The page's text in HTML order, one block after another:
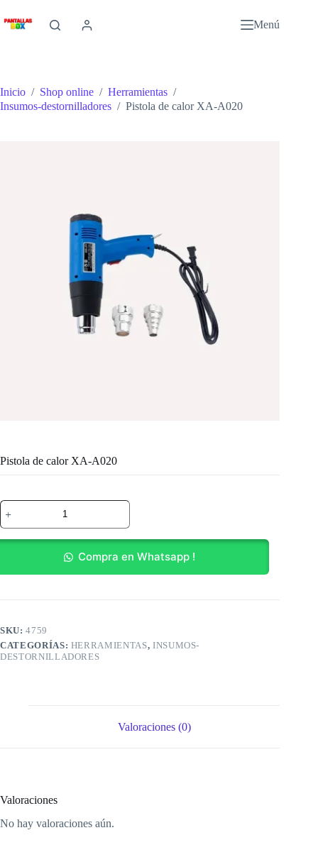
al
contenido
Menú
Inicio / Shop online / Herramientas /
Insumos-destornilladores / Pistola de calor XA-A020
Pistola de calor XA-A020
Pistola
de
calor
XA-
Compra en Whatsapp !
SKU:4759
CATEGORÍAS: HERRAMIENTAS, INSUMOS-
DESTORNILLADORES
Valoraciones (0)
Valoraciones
No hay valoraciones aún.